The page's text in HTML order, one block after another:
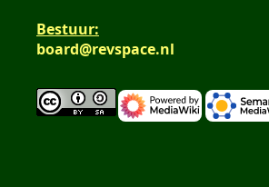
Bestuur:
board@revspace.nl